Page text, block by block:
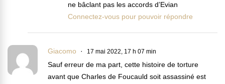
ne bâclant pas les accords d’Evian
Connectez-vous pour pouvoir répondre
Giacomo 17 mai 2022, 17 h 07 min
Sauf erreur de ma part, cette histoire de torture
avant que Charles de Foucauld soit assassiné est